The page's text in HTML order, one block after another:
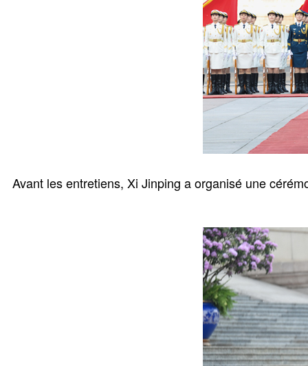
Avant les entretiens, Xi Jinping a organisé une